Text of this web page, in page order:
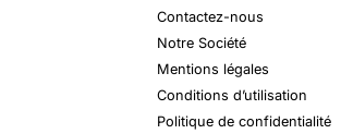
Contactez-nous
Notre Société
Mentions légales
Conditions d’utilisation
Politique de confidentialité